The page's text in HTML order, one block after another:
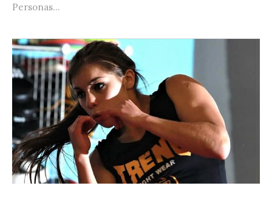
Personas...